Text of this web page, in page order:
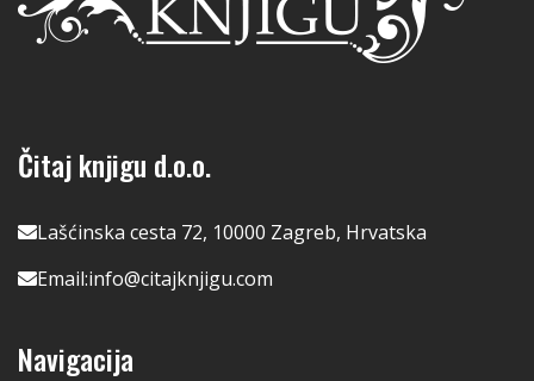
Čitaj knjigu d.o.o.
Lašćinska cesta 72, 10000 Zagreb, Hrvatska
Email:info@citajknjigu.com
Navigacija